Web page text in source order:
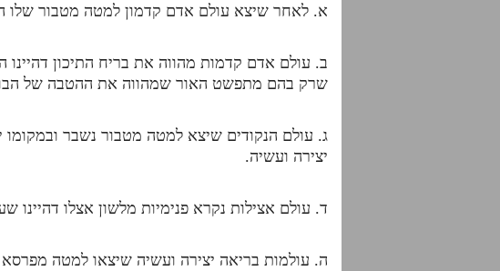
א. לאחר שיצא עולם אדם קדמון למטה מטבור שלו
ב. עולם אדם קדמות מהווה את בריח התיכון דהיינו
שרק בהם מתפשט האור שמהווה את ההטבה של
ג. עולם הנקודים שיצא למטה מטבור נשבר
יצירה ועשיה.
ד. עולם אצילות נקרא פנימיות מלשון אצלו דהיינו
ה. עולמות בריאה יצירה ועשיה שיצאו למטה